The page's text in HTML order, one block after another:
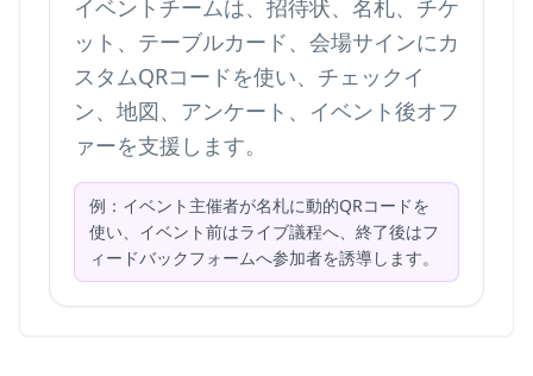
イベントチームは、招待状、名札、チケ
ット、テーブルカード、会場サインにカ
スタムQRコードを使い、チェックイ
ン、地図、アンケート、イベント後オフ
ァーを支援します。
例：イベント主催者が名札に動的QRコードを
使い、イベント前はライブ議程へ、終了後はフ
ィードバックフォームへ参加者を誘導します。